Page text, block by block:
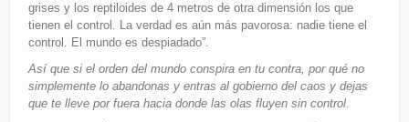
grises y los reptiloides de 4 metros de otra dimensión los que
tienen el control. La verdad es aún más pavorosa: nadie tiene el
control. El mundo es despiadado”.
Así que si el orden del mundo conspira en tu contra, por qué no
simplemente lo abandonas y entras al gobierno del caos y dejas
que te lleve por fuera hacia donde las olas fluyen sin control.